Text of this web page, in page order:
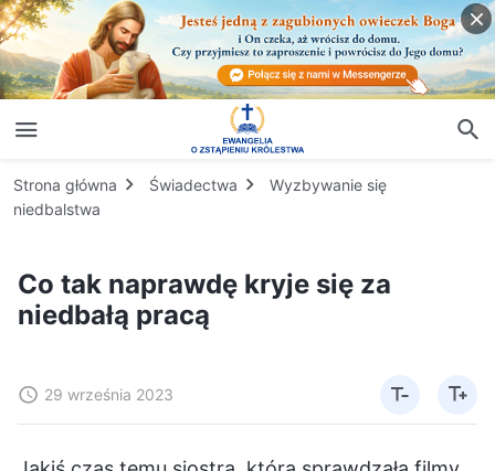
Strona główna Świadectwa
Wyzbywanie się
niedbalstwa
Co tak naprawdę kryje się za
niedbałą pracą
29 września 2023